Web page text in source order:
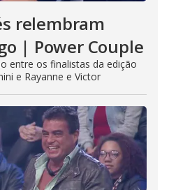
relembram
| Power Couple
entre os finalistas da edição
e Rayanne e Victor